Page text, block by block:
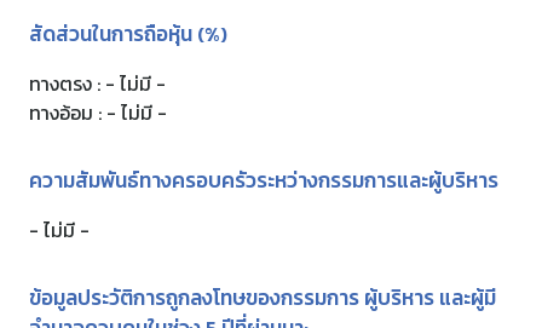
สัดส่วนในการถือหุ้น (%)
ทางตรง : - ไม่มี -
ทางอ้อม : - ไม่มี -
ความสัมพันธ์ทางครอบครัวระหว่างกรรมการและผู้บริหาร
- ไม่มี -
ข้อมูลประวัติการถูกลงโทษของกรรมการ ผู้บริหาร และผู้มี